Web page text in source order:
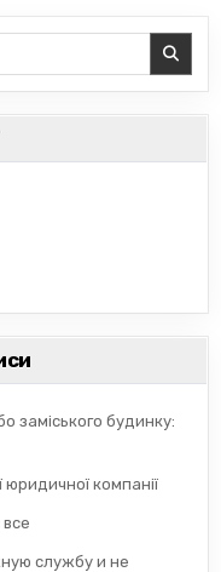
заміського будинку:
юридичної компанії
службу и не